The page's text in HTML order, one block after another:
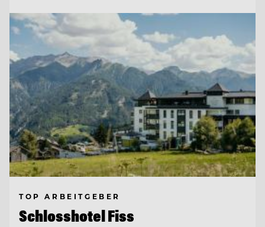
TOP ARBEITGEBER
Schlosshotel Fiss